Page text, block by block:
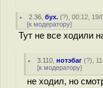
2.36 ,бух. (?), 00:12, 19/
[к модератору]
Тут не все ходили
3.110 ,нотэбаг (?),
[к модератору]
не ходил, но